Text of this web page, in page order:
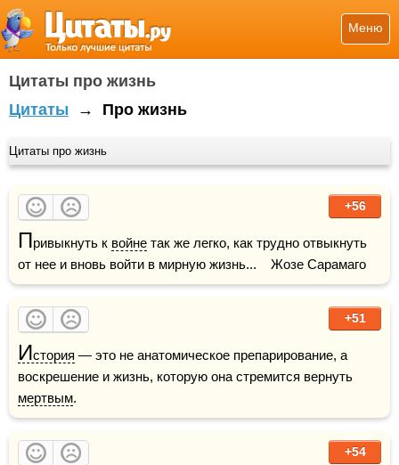
Меню
Цитаты про жизнь
Цитаты → Про жизнь
Цитаты про жизнь
+56
Привыкнуть к войне так же легко, как трудно отвыкнуть
от нее и вновь войти в мирную жизнь...    Жозе Сарамаго
+51
История — это не анатомическое препарирование, а
мертвым.
+54